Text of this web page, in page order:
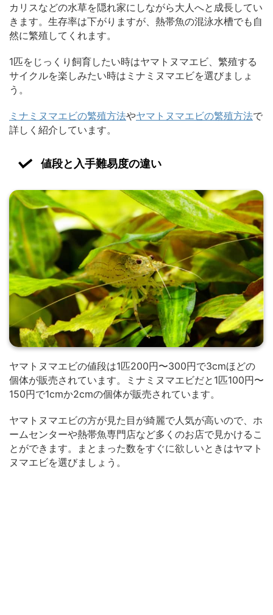
カリスなどの水草を隠れ家にしながら大人へと成長してい
きます。生存率は下がりますが、熱帯魚の混泳水槽でも自
然に繁殖してくれます。
1匹をじっくり飼育したい時はヤマトヌマエビ、繁殖する
サイクルを楽しみたい時はミナミヌマエビを選びましょ
う。
ミナミヌマエビの繁殖方法やヤマトヌマエビの繁殖方法で
詳しく紹介しています。
値段と入手難易度の違い
ヤマトヌマエビの値段は1匹200円〜300円で3cmほどの
個体が販売されています。ミナミヌマエビだと1匹100円〜
150円で1cmか2cmの個体が販売されています。
ヤマトヌマエビの方が見た目が綺麗で人気が高いので、ホ
ームセンターや熱帯魚専門店など多くのお店で見かけるこ
とができます。まとまった数をすぐに欲しいときはヤマト
ヌマエビを選びましょう。